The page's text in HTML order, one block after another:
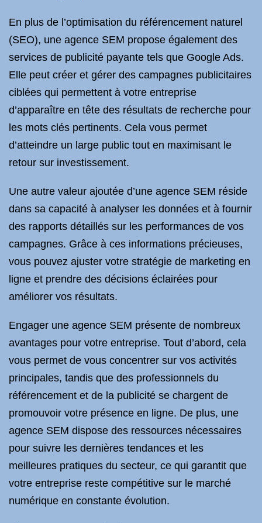
En plus de l’optimisation du référencement naturel
(SEO), une agence SEM propose également des
services de publicité payante tels que Google Ads.
Elle peut créer et gérer des campagnes publicitaires
ciblées qui permettent à votre entreprise
d’apparaître en tête des résultats de recherche pour
les mots clés pertinents. Cela vous permet
d’atteindre un large public tout en maximisant le
retour sur investissement.
Une autre valeur ajoutée d’une agence SEM réside
dans sa capacité à analyser les données et à fournir
des rapports détaillés sur les performances de vos
campagnes. Grâce à ces informations précieuses,
vous pouvez ajuster votre stratégie de marketing en
ligne et prendre des décisions éclairées pour
améliorer vos résultats.
Engager une agence SEM présente de nombreux
avantages pour votre entreprise. Tout d’abord, cela
vous permet de vous concentrer sur vos activités
principales, tandis que des professionnels du
référencement et de la publicité se chargent de
promouvoir votre présence en ligne. De plus, une
agence SEM dispose des ressources nécessaires
pour suivre les dernières tendances et les
meilleures pratiques du secteur, ce qui garantit que
votre entreprise reste compétitive sur le marché
numérique en constante évolution.